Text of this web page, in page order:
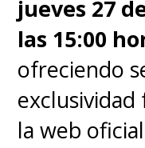
película
malignos
¡QUÉ
jueves 27
las 15:00
ofreciendo
la web